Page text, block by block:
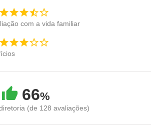
com a vida familiar
66%
(de 128 avaliações)